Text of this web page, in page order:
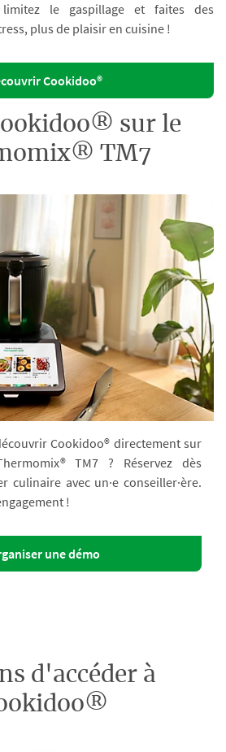
le gaspillage et faites des
plus de plaisir en cuisine !
Cookidoo®
sur le
TM7
Cookidoo® directement sur
TM7 ? Réservez dès
culinaire avec un·e conseiller·ère.
!
une démo
d'accéder à